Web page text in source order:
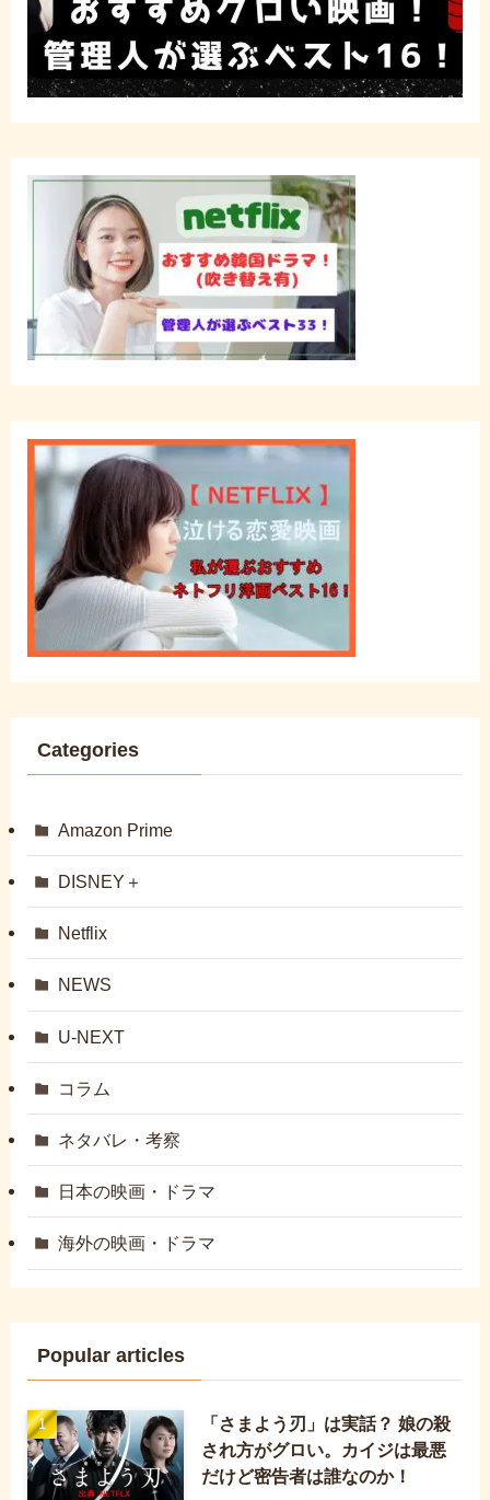
Categories
Amazon Prime
DISNEY＋
Netflix
NEWS
U-NEXT
コラム
ネタバレ・考察
日本の映画・ドラマ
海外の映画・ドラマ
Popular articles
「さまよう刃」は実話？ 娘の殺
され方がグロい。カイジは最悪
だけど密告者は誰なのか！